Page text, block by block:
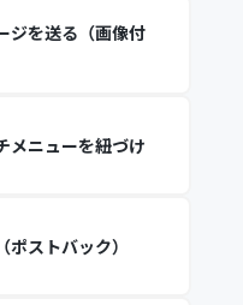
ジを送る（画像付
メニューを紐づけ
ストバック）